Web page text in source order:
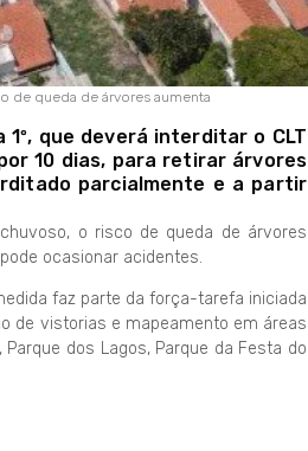
de queda de árvores aumenta
que deverá interditar o CLT
10 dias, para retirar árvores
parcialmente e a partir
o risco de queda de árvores
ocasionar acidentes.
faz parte da força-tarefa iniciada
de vistorias e mapeamento em áreas
dos Lagos, Parque da Festa do